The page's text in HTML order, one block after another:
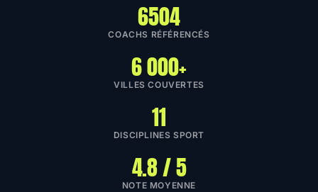
6504
COACHS RÉFÉRENCÉS
6 000+
VILLES COUVERTES
11
DISCIPLINES SPORT
4.8 / 5
NOTE MOYENNE